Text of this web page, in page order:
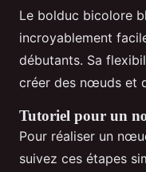
Le bolduc bicolore
incroyablement
débutants. Sa
créer des nœuds et
Tutoriel pour un
Pour réaliser un
suivez ces étapes